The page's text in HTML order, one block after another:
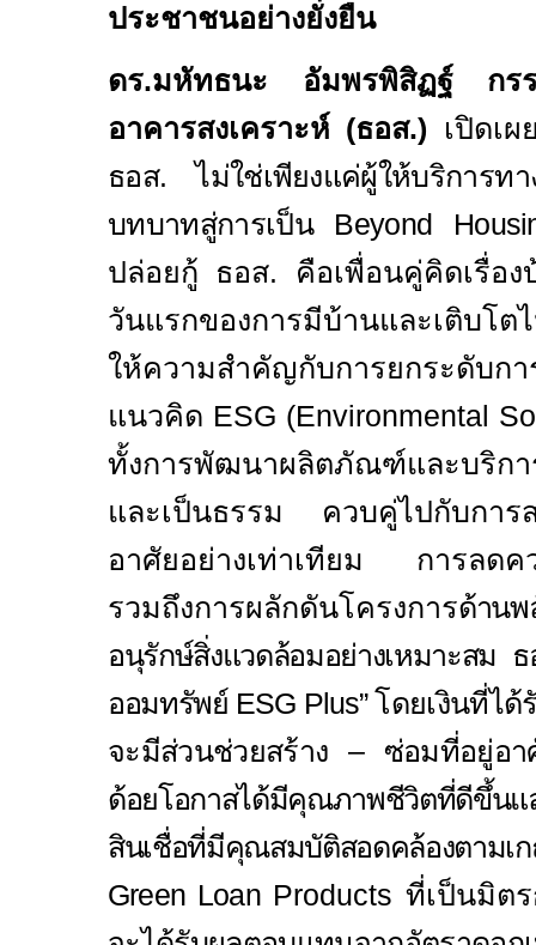
ประชาชนอย่างยั่งยืน
ดร.มหัทธนะ อัมพรพิสิฏฐ์ กรร
อาคารสงเคราะห์ (ธอส.) เปิดเ
ธอส. ไม่ใช่เพียงแค่ผู้ให้บริการท
บทบาทสู่การเป็น Beyond
ปล่อยกู้ ธอส. คือเพื่อนคู่คิดเรื่อง
วันแรกของการมีบ้านและเติบโ
ให้ความสำคัญกับการยกระดับกา
แนวคิด ESG (Environmental
ทั้งการพัฒนาผลิตภัณฑ์และบริก
และเป็นธรรม ควบคู่ไปกับการ
อาศัยอย่างเท่าเทียม การลดค
รวมถึงการผลักดันโครงการด้านพ
อนุรักษ์สิ่งแวดล้อมอย่างเหมาะสม
ออมทรัพย์ ESG Plus”โดยเงินที่ไ
จะมีส่วนช่วยสร้าง – ซ่อมที่อยู่อา
ด้อยโอกาสได้มีคุณภาพชีวิตที่ดีขึ้นแ
สินเชื่อที่มีคุณสมบัติสอดคล้องต
Green LoanProducts ที่เป็นมิต